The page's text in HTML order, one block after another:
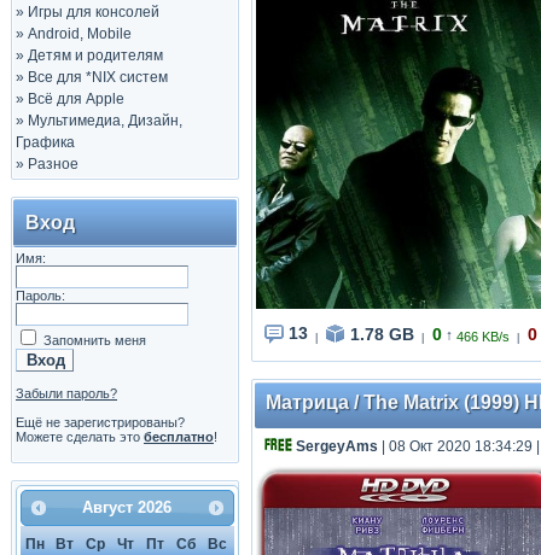
» Игры для консолей
» Android, Mobile
» Детям и родителям
» Все для *NIX систем
» Всё для Apple
» Мультимедиа, Дизайн,
Графика
» Разное
Вход
Имя:
Пароль:
Запомнить меня
Забыли пароль?
Ещё не зарегистрированы?
Можете сделать это бесплатно!
Август 2026
Пн Вт Ср Чт Пт Сб
Вс
13 1.78 GB 0 ↑ 466 KB/s 0
Матрица / The Matrix (1999)
SergeyAms | 08 Окт 2020 18:34:29